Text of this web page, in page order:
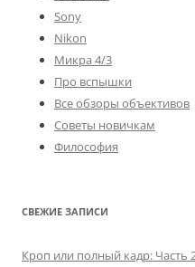
Sony
Nikon
Микра 4/3
Про вспышки
Все обзоры объективов
Советы новичкам
Философия
СВЕЖИЕ ЗАПИСИ
Кроп или полный кадр: Часть